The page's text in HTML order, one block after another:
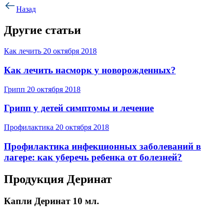
Назад
Другие статьи
Как лечить 20 октября 2018
Как лечить насморк у новорожденных?
Грипп 20 октября 2018
Грипп у детей симптомы и лечение
Профилактика 20 октября 2018
Профилактика инфекционных заболеваний в
лагере: как уберечь ребенка от болезней?
Продукция Деринат
Капли Деринат 10 мл.